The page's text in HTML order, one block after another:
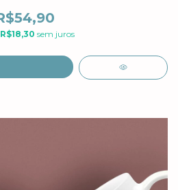
R$18,30 sem juros